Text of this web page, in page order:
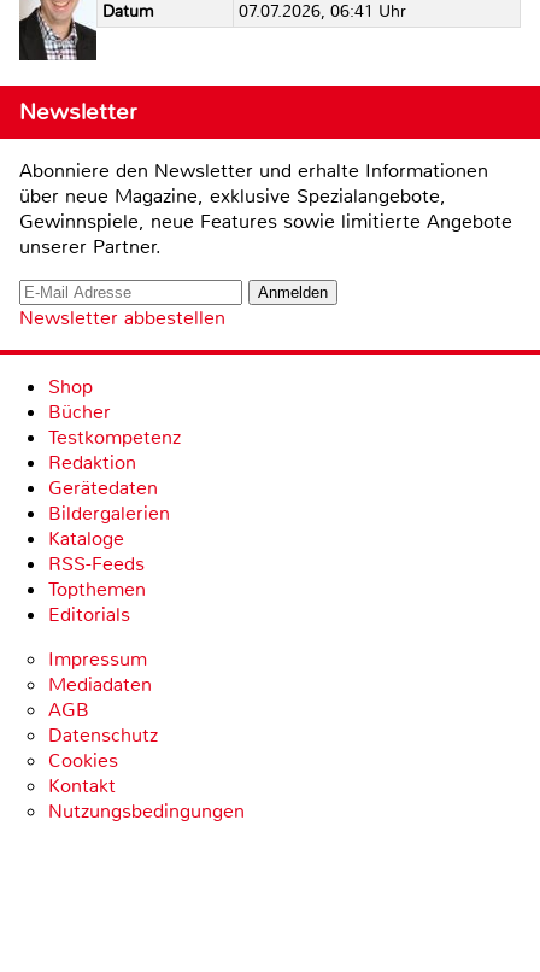
Datum
07.07.2026, 06:41 Uhr
Newsletter
Abonniere den Newsletter und erhalte Informationen
über neue Magazine, exklusive Spezialangebote,
Gewinnspiele, neue Features sowie limitierte Angebote
unserer Partner.
Newsletter abbestellen
Shop
Bücher
Testkompetenz
Redaktion
Gerätedaten
Bildergalerien
Kataloge
RSS-Feeds
Topthemen
Editorials
Impressum
Mediadaten
AGB
Datenschutz
Cookies
Kontakt
Nutzungsbedingungen